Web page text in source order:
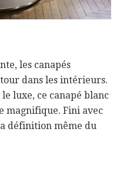
les canapés
dans les intérieurs.
luxe, ce canapé blanc
magnifique. Fini avec
définition même du